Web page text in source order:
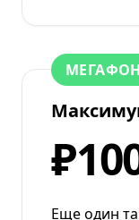
МЕГАФОН
Еще один